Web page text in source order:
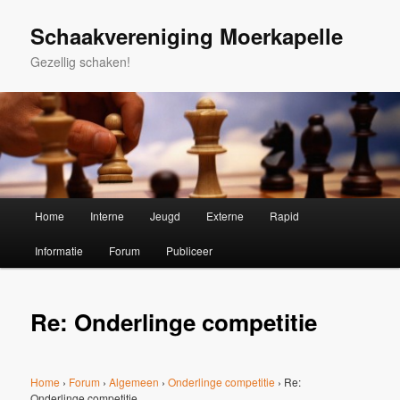
primaire
Schaakvereniging Moerkapelle
Gezellig schaken!
Home Interne Jeugd Externe Rapid
Informatie Forum Publiceer
Re: Onderlinge competitie
Home › Forum › Algemeen › Onderlinge competitie › Re: